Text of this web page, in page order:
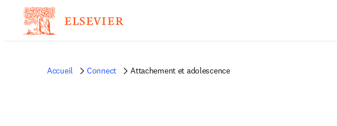
Accueil Connect Attachement et adolescence